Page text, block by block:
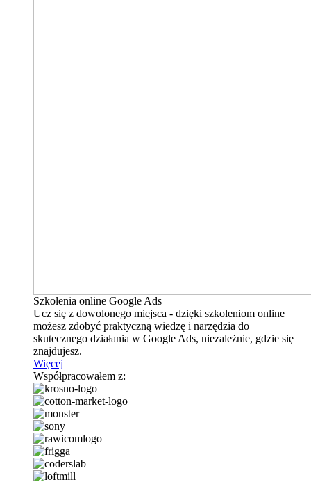
Szkolenia online Google Ads
Ucz się z dowolonego miejsca - dzięki szkoleniom online
możesz zdobyć praktyczną wiedzę i narzędzia do
skutecznego działania w Google Ads, niezależnie, gdzie się
znajdujesz.
Więcej
Współpracowałem z: